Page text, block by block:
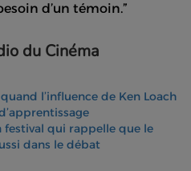
d’un témoin.”
du Cinéma
quand l’influence de Ken Loach
festival qui rappelle que le
dans le débat